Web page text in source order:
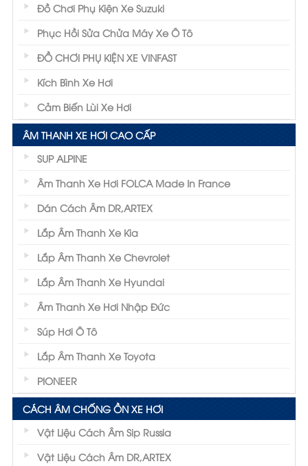
Đồ Chơi Phụ Kiện Xe Suzuki
Phục Hồi Sửa Chửa Máy Xe Ô Tô
ĐỒ CHƠI PHỤ KIỆN XE VINFAST
Kích Bình Xe Hơi
Cảm Biến Lùi Xe Hơi
ÂM THANH XE HƠI CAO CẤP
SUP ALPINE
Âm Thanh Xe Hơi FOLCA Made In France
Dán Cách Âm DR,ARTEX
Lắp Âm Thanh Xe Kia
Lắp Âm Thanh Xe Chevrolet
Lắp Âm Thanh Xe Hyundai
Âm Thanh Xe Hơi Nhập Đức
Súp Hơi Ô Tô
Lắp Âm Thanh Xe Toyota
PIONEER
CÁCH ÂM CHỐNG ỒN XE HƠI
Vật Liệu Cách Âm Sip Russia
Vật Liệu Cách Âm DR,ARTEX